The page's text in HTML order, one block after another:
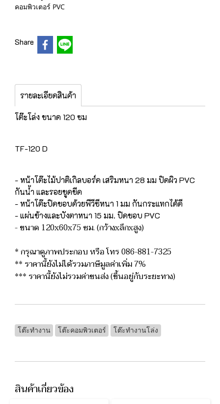
คอมพิวเตอร์ PVC
Share
รายละเอียดสินค้า
โต๊ะโล่ง ขนาด 120 ซม
TF-120 D
- หน้าโต๊ะไม้ปาติเกิลบอร์ด เสริมหนา 28 มม ปิดผิว PVC
กันน้ำ และรอยขูดขีด
- หน้าโต๊ะปิดขอบด้วยพีวีซีหนา 1 มม กันกระแทกได้ดี
- แผ่นข้างและบังตาหนา 15 มม. ปิดขอบ PVC
- ขนาด 120x60x75 ซม. (กว้างxลึกxสูง)
* กรุณาดูภาพประกอบ หรือ โทร 086-881-7325
** ราคานี้ยังไม่ได้รวมภาษีมูลค่าเพิ่ม 7%
*** ราคานี้ยังไม่รวมค่าขนส่ง (ขึ้นอยู่กับระยะทาง)
โต๊ะทำงาน โต๊ะคอมพิวเตอร์ โต๊ะทำงานโล่ง
สินค้าเกี่ยวข้อง